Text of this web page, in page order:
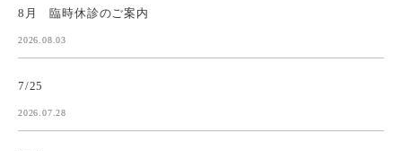
8月 臨時休診のご案内
2026.08.03
7/25
2026.07.28